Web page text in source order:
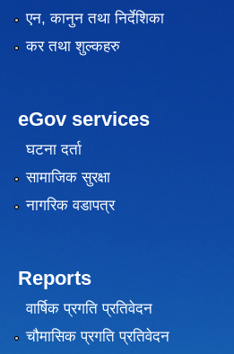
एन, कानुन तथा निर्देशिका
कर तथा शुल्कहरु
eGov services
घटना दर्ता
सामाजिक सुरक्षा
नागरिक वडापत्र
Reports
वार्षिक प्रगति प्रतिवेदन
चौमासिक प्रगति प्रतिवेदन